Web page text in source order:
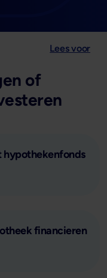
Lees voor
of
hypothekenfonds
financieren
financieren: